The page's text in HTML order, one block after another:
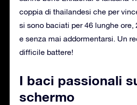
coppia di thailandesi che per
si sono baciati per 46 lunghe ore,
e senza mai addormentarsi. Un
difficile battere!
I baci passionali
schermo